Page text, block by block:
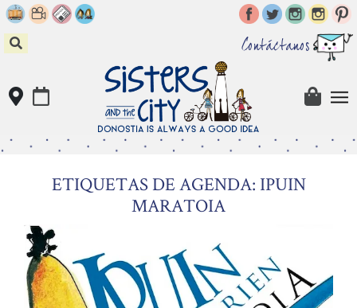
Skip
to
content
Contáctanos
ETIQUETAS DE AGENDA: IPUIN
MARATOIA